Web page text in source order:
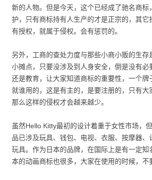
新的人物。但是今天，这个已经成了驰名商标
护，只有商标持有人生产的才是正宗的，其它
有授权，就属于侵权。会有惩罚的。
另外，工商的查处力度与那些小商小贩的生存
小摊点，只要没涉及到人身安全，倒是没有必
还是教育，让大家知道商标的重要性，一个牌
就谁用的，这是有主的，是要注册的，只有大
那么这样的侵权才会越来越少。
虽然Hello Kitty最初的设计着重于女性市场，
品已涉及玩具、钱包、电视、衣服、按摩器、
玩具。作为日本的品牌，在国际上是有一定知
本的动画商标也很多，大家在使用的时候，不